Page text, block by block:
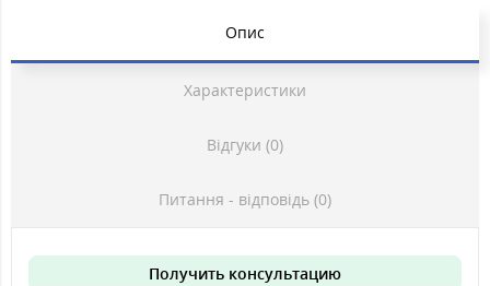
Опис
Характеристики
Відгуки (0)
Питання - відповідь (0)
Получить консультацию